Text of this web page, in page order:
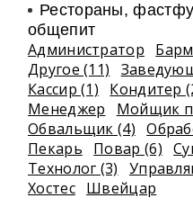
Рестораны,
общепит
Администратор
Другое (11)
Кассир (1)
Кондитер
Менеджер
Мойщик
Обвальщик (4)
Пекарь
Повар (6)
Технолог (3)
Хостес Швейцар